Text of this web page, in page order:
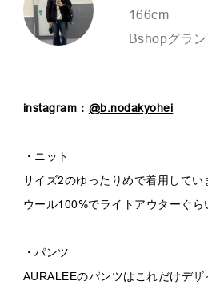
166cm
Bshopグラ
instagram： @b.nodakyohei
・ニット
サイズ2のゆったりめで着用してい
ウール100%でライトアウターぐ
・パンツ
AURALEEのパンツはこれだけデ